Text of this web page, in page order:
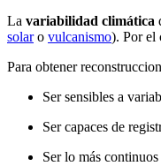
La variabilidad climática
solaro vulcanismo). Por el
Para obtener
Ser sensibles a
Ser capaces de
Ser lo más